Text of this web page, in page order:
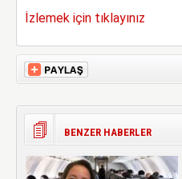
İzlemek için tıklayınız
BENZER HABERLER